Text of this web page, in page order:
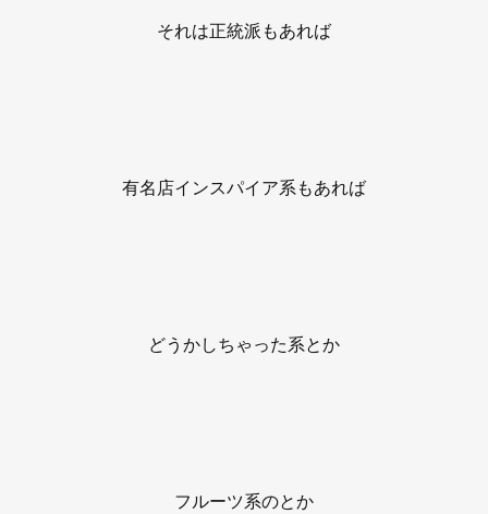
それは正統派もあれば
有名店インスパイア系もあれば
どうかしちゃった系とか
フルーツ系のとか